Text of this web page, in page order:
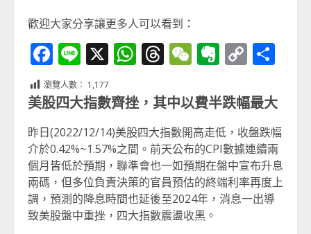
歡迎大家分享讓更多人可以看到：
Facebook
Line
X WhatsApp
Threads
WeChat
Evernote
Copy
瀏覽人數： 1,177
美股四大指數齊挫，其中以費半跌幅最大
昨日(2022/12/14)美股四大指數開高走低，收盤跌幅
介於0.42%~1.57%之間。前天公布的CPI數據連續兩
個月皆低於預期，聯準會也一如預期在盤中宣布升息
兩碼，但多位負責決策的官員預估的終端利率再度上
調，預測的降息時間也延後至2024年，消息一出導
致美股盤中重挫，四大指數震盪收黑。